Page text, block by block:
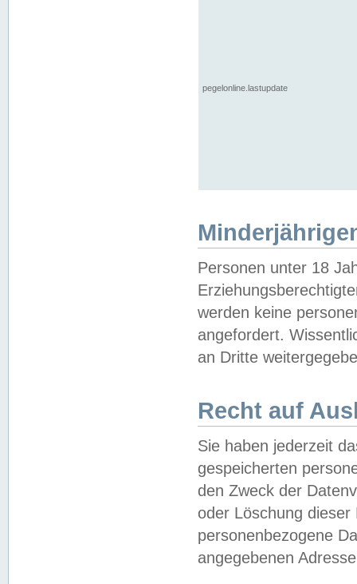
pegelonline.lastupdate
Personen unter 18
werden keine
angefordert.
an Dritte
Recht auf
Sie haben jederzeit
gespeicherten
den Zweck der
oder Löschung
personenbezogene
angegebenen